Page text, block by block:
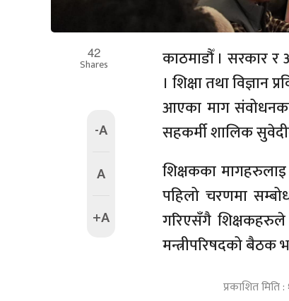
42
Shares
-A
A
+A
काठमाडौँ । सरकार
। शिक्षा तथा
आएका माग
सहकर्मी शालिक
शिक्षकका
पहिलो चरणमा
गरिएसँगै
मन्त्रीपरिषदको
प्रकाशित